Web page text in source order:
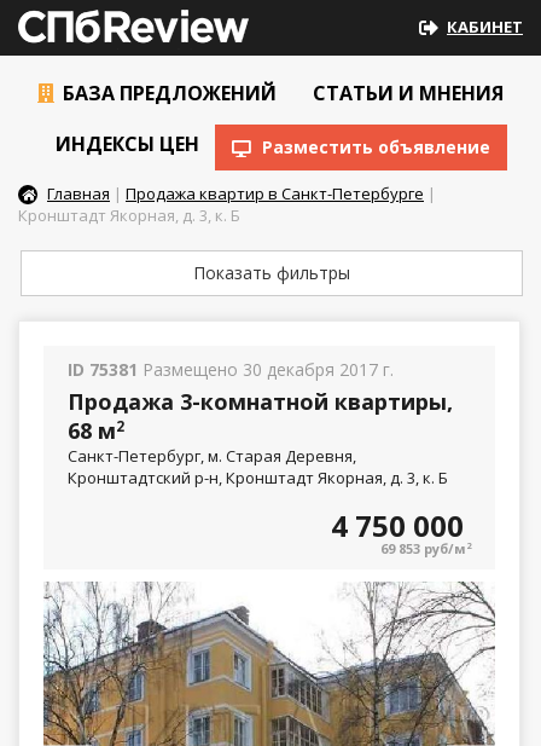
КАБИНЕТ
БАЗА ПРЕДЛОЖЕНИЙ
СТАТЬИ И МНЕНИЯ
ИНДЕКСЫ ЦЕН
Разместить объявление
Главная | Продажа квартир в Санкт-Петербурге |
Кронштадт Якорная, д. 3, к. Б
Показать фильтры
ID 75381 Размещено 30 декабря 2017 г.
Продажа 3-комнатной квартиры,
68 м2
Санкт-Петербург, м. Старая Деревня,
Кронштадтский р-н, Кронштадт Якорная, д. 3, к. Б
4 750 000
69 853 руб/м 2